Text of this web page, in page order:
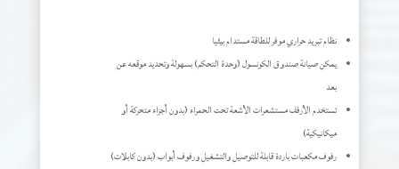
نظام تبريد حراري موفر للطاقة مستدام بيئيا
يمكن صيانة صندوق الكونسول (وحدة التحكم) بسهولة وتحديد موقعه عن
بعد
تستخدم الأرفف مستشعرات الأشعة تحت الحمراء (بدون أجزاء متحركة أو
ميكانيكية)
رفوف مكعبات باردة قابلة للتوصيل والتشغيل ورفوف أبواب (بدون كابلات)